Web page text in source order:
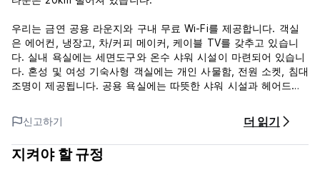
우리는 금연 공용 라운지와 구내 무료 Wi-Fi를 제공합니다. 객실
은 에어컨, 냉장고, 차/커피 메이커, 케이블 TV를 갖추고 있습니
다. 실내 욕실에는 세면도구와 온수 샤워 시설이 마련되어 있습니
다. 혼성 및 여성 기숙사형 객실에는 개인 사물함, 전원 소켓, 침대
조명이 제공됩니다. 공용 욕실에는 따뜻한 샤워 시설과 헤어드라
세탁 및 다림질 서비스가 제공됩니다. 지역 명소에 대한 정보를
제공하고 자동차 및 오토바이 대여 서비스를 제공하는 투어 데스
크도 있습니다. Sanim 커피숍에서는 훌륭한 커피와 베이커리를
신고하기 더 읽기
지켜야 할 규정